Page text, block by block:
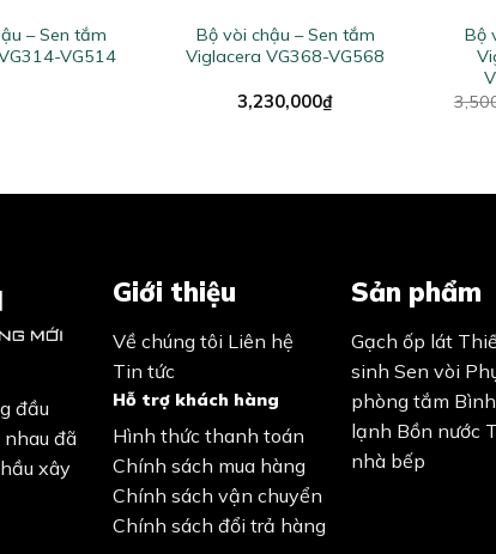
– Sen tắm
VG514
Bộ vòi chậu – Sen tắm
Viglacera VG368-VG568
3,230,000₫
Bộ
đầu
đã
xây
Giới thiệu
Về chúng tôi Liên hệ
Tin tức
Hỗ trợ khách hàng
Hình thức thanh toán
Chính sách mua hàng
Chính sách vận chuyển
Chính sách đổi trả hàng
Sản phẩm
Gạch ốp lát
sinh Sen vòi
phòng tắm
lạnh Bồn nước
nhà bếp